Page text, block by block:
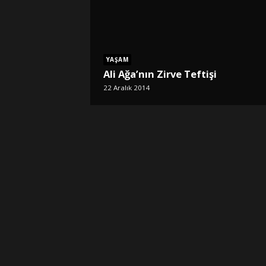
YAŞAM
Ali Ağa’nın Zirve Teftişi
22 Aralık 2014